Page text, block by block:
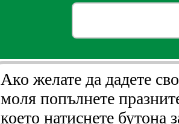
Ако желате да дадете
моля попълнете
което натиснете бутона